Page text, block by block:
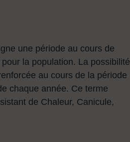
une période au cours de
la population. La possibilité
au cours de la période
chaque année. Ce terme
de Chaleur, Canicule,